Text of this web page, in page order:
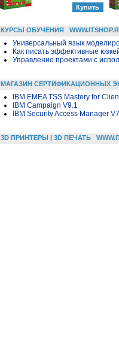
КУРСЫ ОБУЧЕНИЯ
Универсальный язык
Как писать эффективные
Управление проектами с
МАГАЗИН СЕРТИФИКАЦИОННЫХ
IBM EMEA TSS Mastery for
IBM Campaign V9.1
IBM Security Access Manager
3D ПРИНТЕРЫ | 3D ПЕЧАТЬ